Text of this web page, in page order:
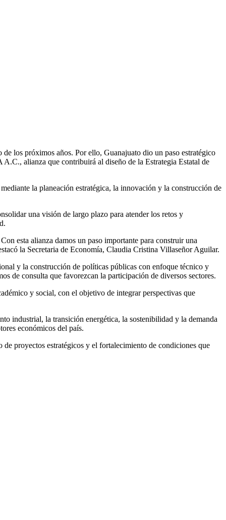
los próximos años. Por ello, Guanajuato dio un paso estratégico
alianza que contribuirá al diseño de la Estrategia Estatal de
la planeación estratégica, la innovación y la construcción de
una visión de largo plazo para atender los retos y
esta alianza damos un paso importante para construir una
la Secretaria de Economía, Claudia Cristina Villaseñor Aguilar.
y la construcción de políticas públicas con enfoque técnico y
de consulta que favorezcan la participación de diversos sectores.
y social, con el objetivo de integrar perspectivas que
industrial, la transición energética, la sostenibilidad y la demanda
económicos del país.
proyectos estratégicos y el fortalecimiento de condiciones que